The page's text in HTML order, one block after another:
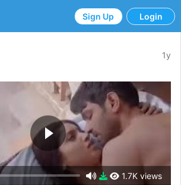
Sign Up Login
1y
1.7K views